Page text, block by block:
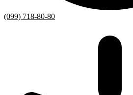
(099) 718-80-80